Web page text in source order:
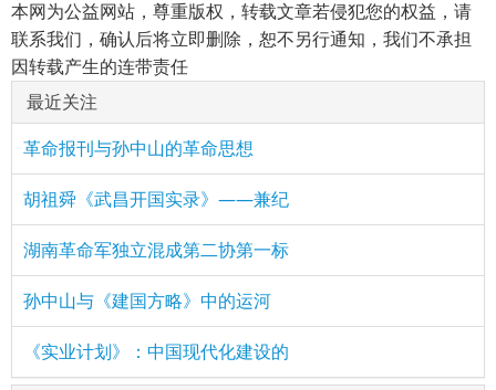
本网为公益网站，尊重版权，转载文章若侵犯您的权益，请
联系我们，确认后将立即删除，恕不另行通知，我们不承担
因转载产生的连带责任
最近关注
革命报刊与孙中山的革命思想
胡祖舜《武昌开国实录》——兼纪
湖南革命军独立混成第二协第一标
孙中山与《建国方略》中的运河
《实业计划》：中国现代化建设的